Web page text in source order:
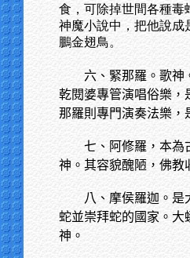
食，可除掉世間各種毒
神魔小說中，把他說成
鵬金翅鳥。
六、緊那羅。歌神
乾閱婆專管演唱俗樂，
那羅則專門演奏法樂，
七、阿修羅，本為
神。其容貌醜陋，佛教
八、摩侯羅迦。是
蛇並崇拜蛇的國家。大
神。